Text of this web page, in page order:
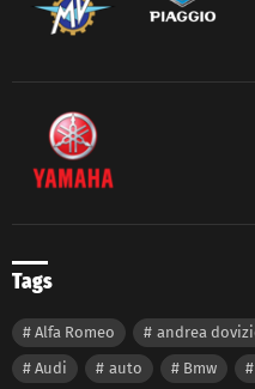
Tags
Alfa Romeo andrea
Audi
auto Bmw